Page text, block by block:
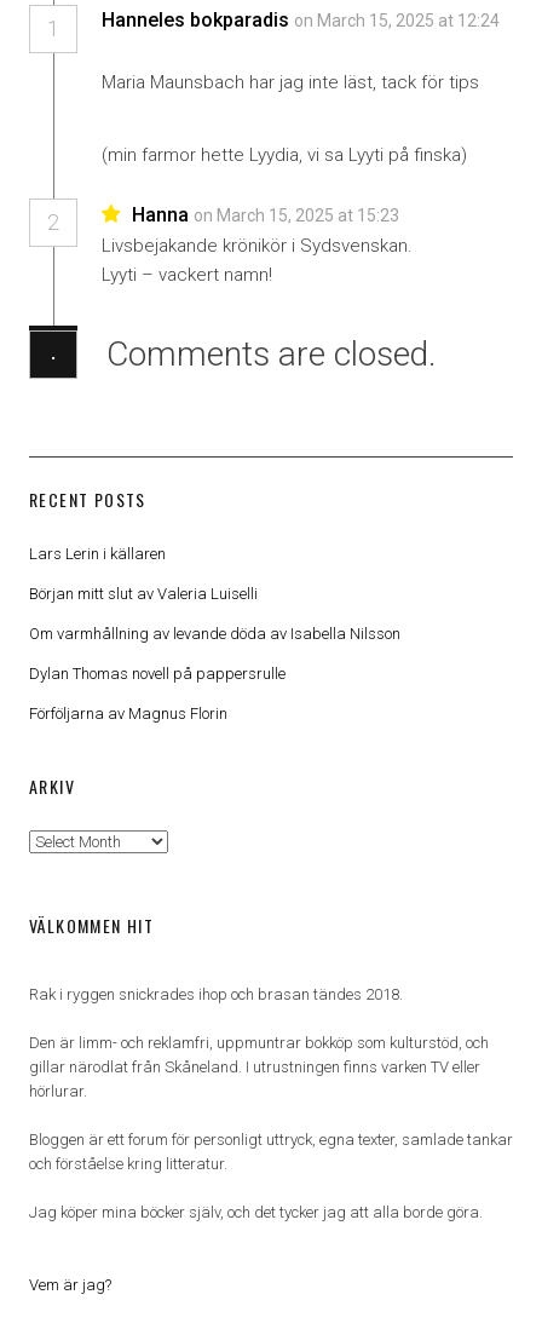
1 Hanneles bokparadis on March 15, 2025 at 12:24
Maria Maunsbach har jag inte läst, tack för tips
(min farmor hette Lyydia, vi sa Lyyti på finska)
2 Hanna on March 15, 2025 at 15:23
Livsbejakande krönikör i Sydsvenskan.
Lyyti – vackert namn!
· Comments are closed.
RECENT POSTS
Lars Lerin i källaren
Början mitt slut av Valeria Luiselli
Om varmhållning av levande döda av Isabella Nilsson
Dylan Thomas novell på pappersrulle
Förföljarna av Magnus Florin
ARKIV
Arkiv
VÄLKOMMEN HIT
Rak i ryggen snickrades ihop och brasan tändes 2018.
Den är limm- och reklamfri, uppmuntrar bokköp som kulturstöd, och
gillar närodlat från Skåneland. I utrustningen finns varken TV eller
hörlurar.
Bloggen är ett forum för personligt uttryck, egna texter, samlade tankar
och förståelse kring litteratur.
Jag köper mina böcker själv, och det tycker jag att alla borde göra.
Vem är jag?